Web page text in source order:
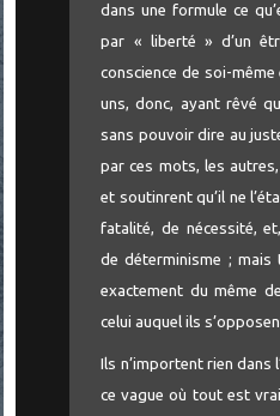
dans une formule ce
par « liberté » d’un
conscience de soi-
uns, donc, ayant rêvé
sans pouvoir dire au
par ces mots, les
et soutinrent qu’il ne
fatalité, de nécessité,
de déterminisme ;
exactement du même
celui auquel ils
Ils n’importent rien dans
ce vague où tout est